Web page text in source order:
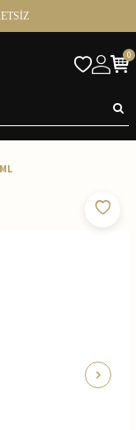
0